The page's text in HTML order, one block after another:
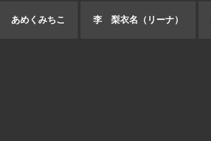
あめくみちこ 李 梨衣名（リーナ）